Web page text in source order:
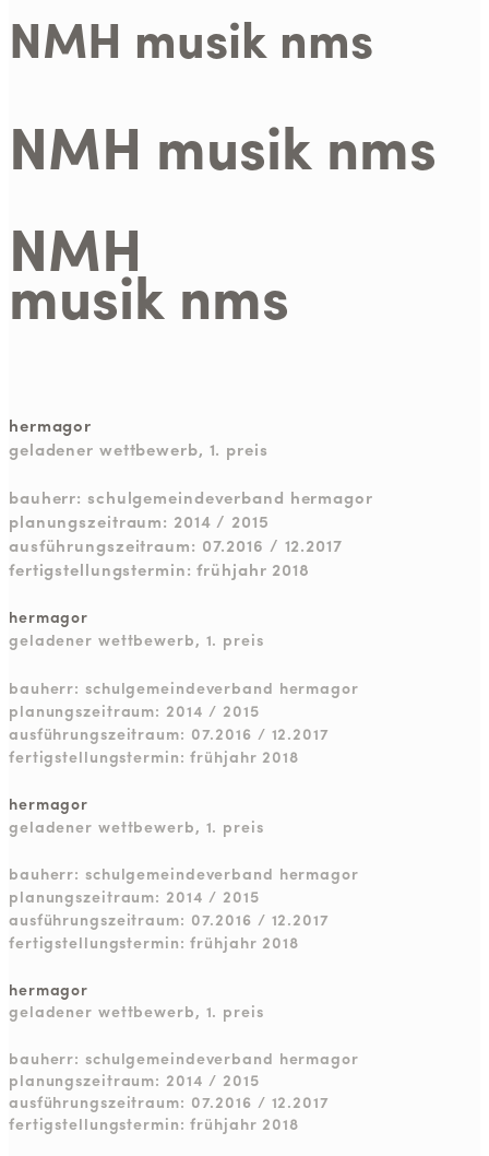
NMH musik nms
NMH musik nms
NMH
musik nms
hermagor
geladener wettbewerb, 1. preis
bauherr: schulgemeindeverband hermagor
planungszeitraum: 2014 / 2015
ausführungszeitraum: 07.2016 / 12.2017
fertigstellungstermin: frühjahr 2018
hermagor
geladener wettbewerb, 1. preis
bauherr: schulgemeindeverband hermagor
planungszeitraum: 2014 / 2015
ausführungszeitraum: 07.2016 / 12.2017
fertigstellungstermin: frühjahr 2018
hermagor
geladener wettbewerb, 1. preis
bauherr: schulgemeindeverband hermagor
planungszeitraum: 2014 / 2015
ausführungszeitraum: 07.2016 / 12.2017
fertigstellungstermin: frühjahr 2018
hermagor
geladener wettbewerb, 1. preis
bauherr: schulgemeindeverband hermagor
planungszeitraum: 2014 / 2015
ausführungszeitraum: 07.2016 / 12.2017
fertigstellungstermin: frühjahr 2018